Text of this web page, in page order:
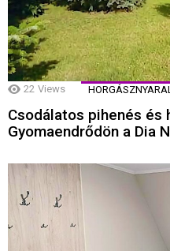
22 Views
Csodálatos pihenés és
Gyomaendrődön a Dia